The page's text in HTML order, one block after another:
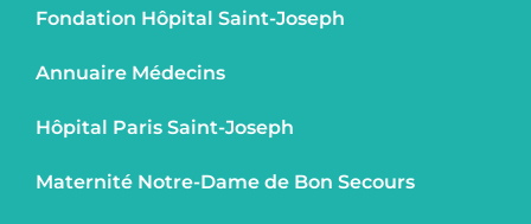
Fondation Hôpital Saint-Joseph
Annuaire Médecins
Hôpital Paris Saint-Joseph
Maternité Notre-Dame de Bon Secours